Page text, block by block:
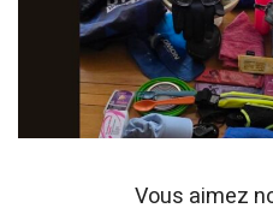
Vous aimez